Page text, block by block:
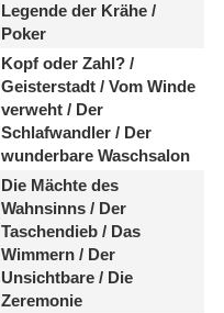
Legende der Krähe /​
Poker
Kopf oder Zahl? /​
Geisterstadt /​ Vom Winde
verweht /​ Der
Schlafwandler /​ Der
wunderbare Waschsalon
Die Mächte des
Wahnsinns /​ Der
Taschendieb /​ Das
Wimmern /​ Der
Unsichtbare /​ Die
Zeremonie